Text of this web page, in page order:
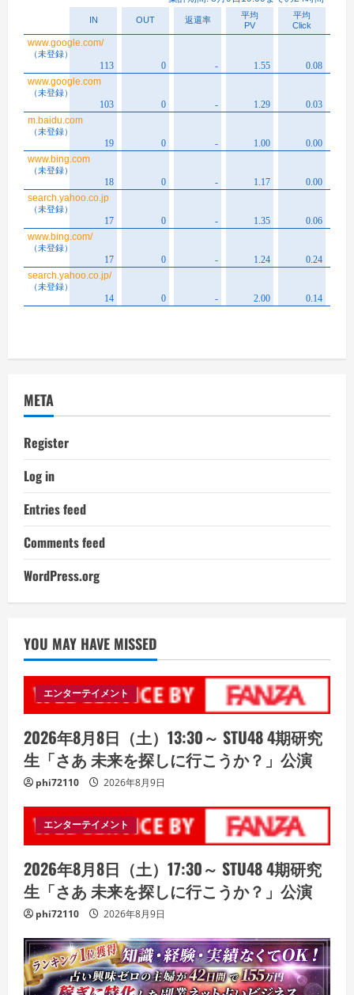
META
Register
Log in
Entries feed
Comments feed
WordPress.org
YOU MAY HAVE MISSED
エンターテイメント
2026年8月8日（土）13:30～ STU48 4期研究
生「さあ 未来を探しに行こうか？」公演
phi72110 2026年8月9日
エンターテイメント
2026年8月8日（土）17:30～ STU48 4期研究
生「さあ 未来を探しに行こうか？」公演
phi72110 2026年8月9日